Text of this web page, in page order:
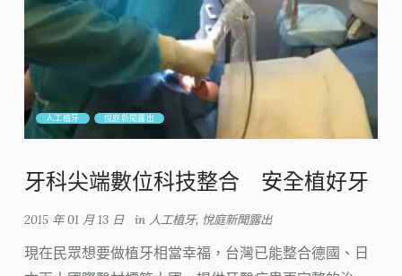
人工植牙 悅庭新聞露出
牙科尖端數位科技整合 安全植好牙
2015 年 01 月 13 日 in 人工植牙, 悅庭新聞露出
現在民眾想要做植牙相當幸福，台灣已能整合德國、日